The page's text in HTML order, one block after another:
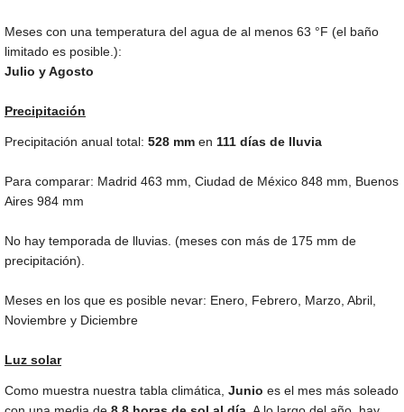
Meses con una temperatura del agua de al menos 63 °F (el baño
limitado es posible.):
Julio y Agosto
Precipitación
Precipitación anual total: 528 mm en 111 días de lluvia
Para comparar: Madrid 463 mm , Ciudad de México 848 mm , Buenos
Aires 984 mm
No hay temporada de lluvias. (meses con más de 175 mm de
precipitación).
Meses en los que es posible nevar: Enero, Febrero, Marzo, Abril,
Noviembre y Diciembre
Luz solar
Como muestra nuestra tabla climática, Junio es el mes más soleado